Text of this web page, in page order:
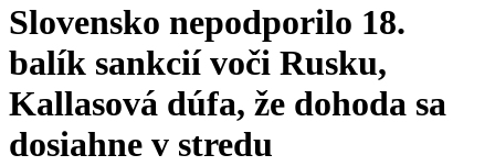
Slovensko nepodporilo 18.
balík sankcií voči Rusku,
Kallasová dúfa, že dohoda sa
dosiahne v stredu